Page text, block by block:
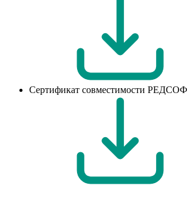
Сертификат совместимости